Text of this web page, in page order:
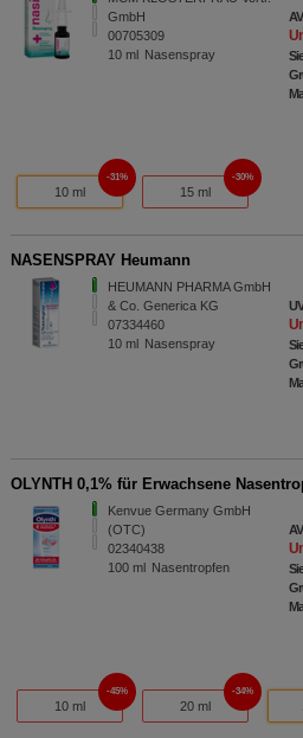
GmbH
00705309
10 ml Nasenspray
10 ml
31%
15 ml
30%
NASENSPRAY Heumann
HEUMANN PHARMA GmbH
& Co. Generica KG
07334460
10 ml Nasenspray
OLYNTH 0,1% für Erwachsene
Kenvue Germany GmbH
(OTC)
02340438
100 ml Nasentropfen
10 ml
45%
20 ml
34%